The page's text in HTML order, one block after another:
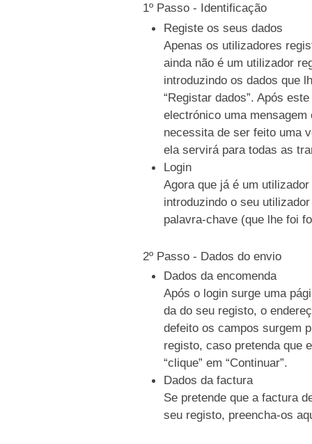
1º Passo - Identificação
Registe os seus dados
Apenas os utilizadores
ainda não é um utilizador
introduzindo os dados que
“Registar dados”. Após
electrónico uma
necessita de ser feito uma
ela servirá para todas as
Login
Agora que já é um
introduzindo o seu
palavra-chave (que lhe foi
2º Passo - Dados do envio
Dados da encomenda
Após o login surge uma
da do seu registo, o
defeito os campos surgem
registo, caso pretenda que
“clique” em “Continuar”.
Dados da factura
Se pretende que a factura
seu registo, preencha-os